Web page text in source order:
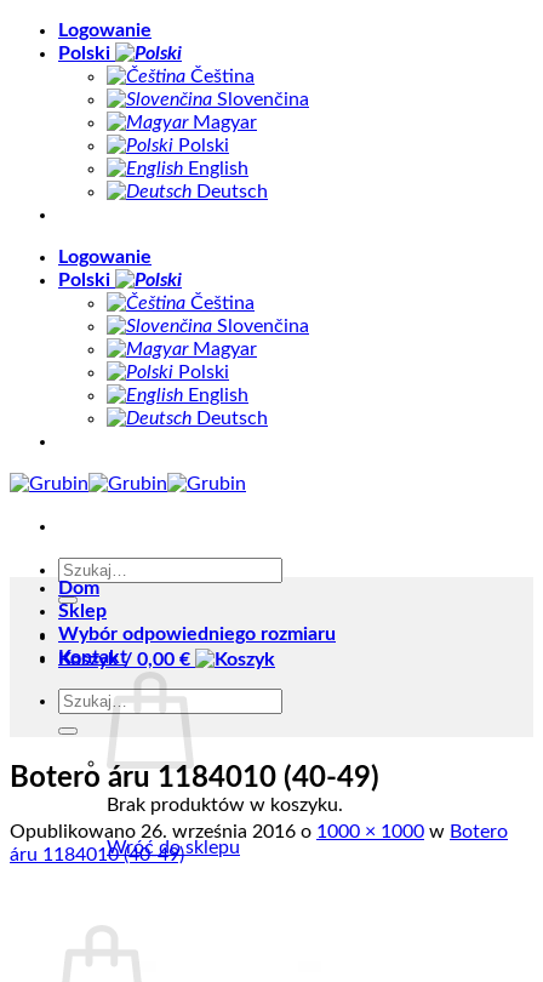
Skip
Logowanie
Polski
Čeština
Slovenčina
Magyar
Polski
English
Deutsch
Logowanie
Polski
Čeština
Slovenčina
Magyar
Polski
English
Deutsch
Szukaj:
Koszyk / 0,00 €
Brak produktów w koszyku.
Wróć do sklepu
Dom
Sklep
Wybór odpowiedniego rozmiaru
Kontakt
Szukaj:
Botero áru 1184010 (40-49)
Opublikowano 26. września 2016 o 1000 × 1000 w Botero
áru 1184010 (40-49)